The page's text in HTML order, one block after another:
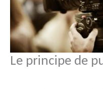
Le principe de